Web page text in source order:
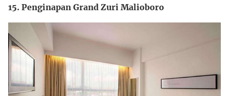
15. Penginapan Grand Zuri Malioboro